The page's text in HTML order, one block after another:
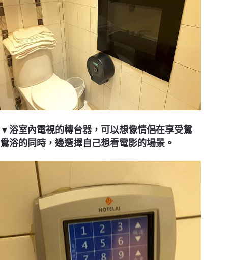
▼浴室內電視的轉台器，可以想像情侶在享受鴛
鴦浴的同時，邊選擇自己想看電影的場景。